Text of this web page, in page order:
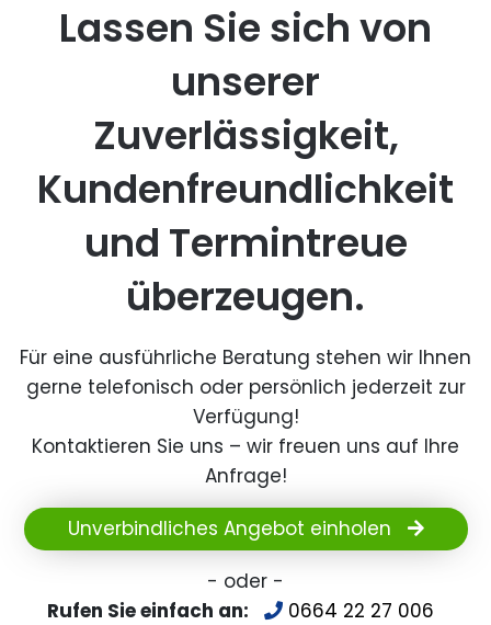
Lassen Sie sich von
unserer
Zuverlässigkeit,
Kundenfreundlichkeit
und Termintreue
überzeugen.
Für eine ausführliche Beratung stehen wir Ihnen
gerne telefonisch oder persönlich jederzeit zur
Verfügung!
Kontaktieren Sie uns – wir freuen uns auf Ihre
Anfrage!
Unverbindliches Angebot einholen
- oder -
Rufen Sie einfach an:
0664 22 27 006